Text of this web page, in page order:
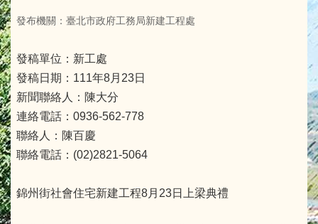
發布機關：臺北市政府工務局新建工程處
發稿單位：新工處
發稿日期：111年8月23日
新聞聯絡人：陳大分
連絡電話：0936-562-778
聯絡人：陳百慶
聯絡電話：(02)2821-5064
錦州街社會住宅新建工程8月23日上梁典禮